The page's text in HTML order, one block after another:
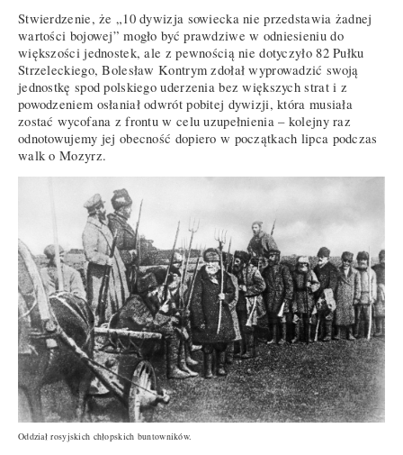
Stwierdzenie, że „10 dywizja sowiecka nie przedstawia żadnej
wartości bojowej” mogło być prawdziwe w odniesieniu do
większości jednostek, ale z pewnością nie dotyczyło 82 Pułku
Strzeleckiego, Bolesław Kontrym zdołał wyprowadzić swoją
jednostkę spod polskiego uderzenia bez większych strat i z
powodzeniem osłaniał odwrót pobitej dywizji, która musiała
zostać wycofana z frontu w celu uzupełnienia – kolejny raz
odnotowujemy jej obecność dopiero w początkach lipca podczas
walk o Mozyrz.
Oddział rosyjskich chłopskich buntowników.